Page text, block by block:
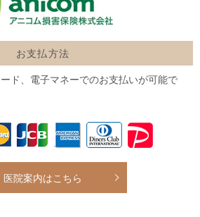
お支払方法
ド、電子マネーでのお支払いが可能で
医院案内はこちら